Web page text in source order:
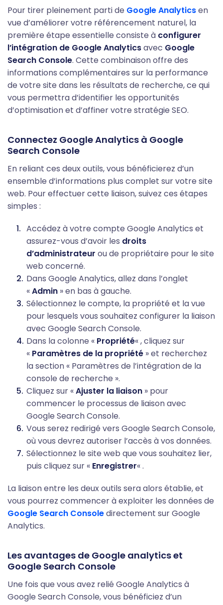
Pour tirer pleinement parti de Google Analyticsen
vue d’améliorer votre référencement naturel, la
première étape essentielle consiste à configurer
l’intégration de Google Analyticsavec Google
Search Console. Cette combinaison offre des
informations complémentaires sur la performance
de votre site dans les résultats de recherche, ce qui
vous permettra d’identifier les opportunités
d’optimisation et d’affiner votre stratégie SEO.
Connectez Google Analytics à Google
Search Console
En reliant ces deux outils, vous bénéficierez d’un
ensemble d’informations plus complet sur votre site
web. Pour effectuer cette liaison, suivez ces étapes
simples :
Accédez à votre compte Google Analytics et
assurez-vous d’avoir les droits
d’administrateur ou de propriétaire pour le site
web concerné.
Dans Google Analytics, allez dans l’onglet
«Admin » en bas à gauche.
Sélectionnez le compte, la propriété et la vue
pour lesquels vous souhaitez configurer la liaison
avec Google Search Console.
Dans la colonne « Propriété« , cliquez sur
« Paramètres de la propriété » et recherchez
la section « Paramètres de l’intégration de la
console de recherche ».
Cliquez sur «Ajuster la liaison » pour
commencer le processus de liaison avec
Google Search Console.
Vous serez redirigé vers Google Search Console,
où vous devrez autoriser l’accès à vos données.
Sélectionnez le site web que vous souhaitez lier,
puis cliquez sur « Enregistrer« .
La liaison entre les deux outils sera alors établie, et
vous pourrez commencer à exploiter les données de
Google Search Consoledirectement sur Google
Analytics.
Les avantages de Google analytics et
Google Search Console
Une fois que vous avez relié Google Analytics à
Google Search Console, vous bénéficiez d’un